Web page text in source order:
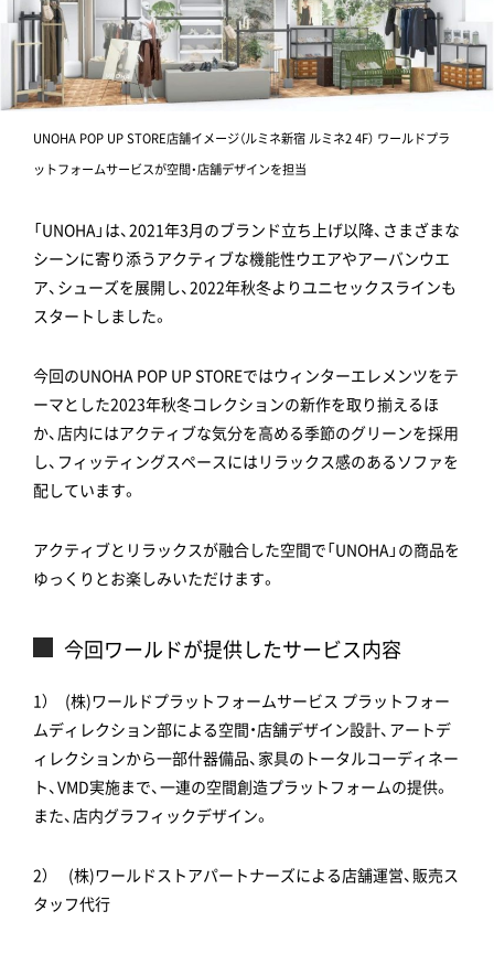
UNOHA POP UP STORE店舗イメージ（ルミネ新宿 ルミネ2 4F） ワールドプラ
ットフォームサービスが空間・店舗デザインを担当
「UNOHA」は、2021年3月のブランド立ち上げ以降、さまざまな
シーンに寄り添うアクティブな機能性ウエアやアーバンウエ
ア、シューズを展開し、2022年秋冬よりユニセックスラインも
スタートしました。
今回のUNOHA POP UP STOREではウィンターエレメンツをテ
ーマとした2023年秋冬コレクションの新作を取り揃えるほ
か、店内にはアクティブな気分を高める季節のグリーンを採用
し、フィッティングスペースにはリラックス感のあるソファを
配しています。
アクティブとリラックスが融合した空間で「UNOHA」の商品を
ゆっくりとお楽しみいただけます。
今回ワールドが提供したサービス内容
1） (株)ワールドプラットフォームサービス プラットフォー
ムディレクション部による空間・店舗デザイン設計、アートデ
ィレクションから一部什器備品、家具のトータルコーディネー
ト、VMD実施まで、一連の空間創造プラットフォームの提供。
また、店内グラフィックデザイン。
2） (株)ワールドストアパートナーズによる店舗運営、販売ス
タッフ代行